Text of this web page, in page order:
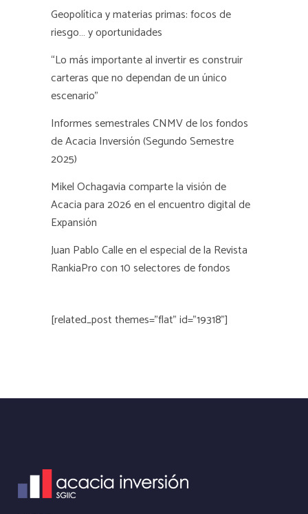
Geopolítica y materias primas: focos de
riesgo… y oportunidades
“Lo más importante al invertir es construir
carteras que no dependan de un único
escenario”
Informes semestrales CNMV de los fondos
de Acacia Inversión (Segundo Semestre
2025)
Mikel Ochagavia comparte la visión de
Acacia para 2026 en el encuentro digital de
Expansión
Juan Pablo Calle en el especial de la Revista
RankiaPro con 10 selectores de fondos
[related_post themes="flat" id="19318"]